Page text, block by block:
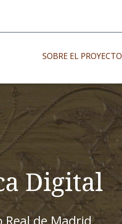
SOBRE EL PROYECTO
Impresos antiguos
Impresos modernos
Impresos menores
Digital